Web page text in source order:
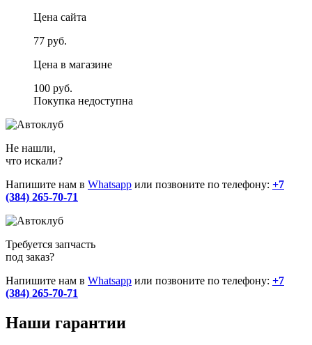
Цена сайта
77 руб.
Цена в магазине
100 руб.
Покупка недоступна
Не нашли,
что искали?
Напишите нам в Whatsapp или позвоните по телефону: +7
(384) 265-70-71
Требуется запчасть
под заказ?
Напишите нам в Whatsapp или позвоните по телефону: +7
(384) 265-70-71
Наши гарантии